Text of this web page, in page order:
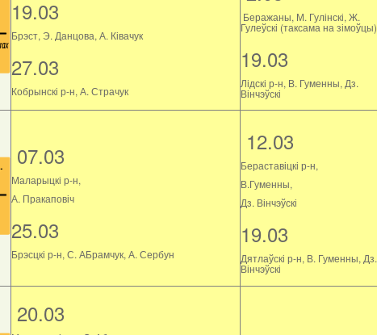
19.03
Брэст, Э. Данцова, А. Ківачук
27.03
Кобрынскі р-н, А. Страчук
Беражаны, М. Гулінскі, Ж.
Гулеўскі (таксама на зімоўцы)
19.03
Лідскі р-н, В. Гуменны, Дз.
Вінчэўскі
07.03
Маларыцкі р-н,
А. Пракаповіч
25.03
Брэсцкі р-н, С. АБрамчук, А. Сербун
12.03
Бераставіцкі р-н,
В.Гуменны,
Дз. Вінчэўскі
19.03
Дятлаўскі р-н, В. Гуменны, Дз.
Вінчэўскі
20.03